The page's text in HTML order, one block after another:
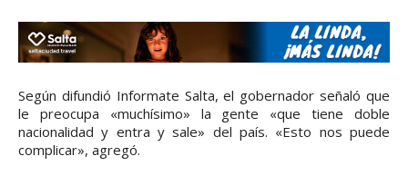
Según difundió Informate Salta, el gobernador señaló que
le preocupa «muchísimo» la gente «que tiene doble
nacionalidad y entra y sale» del país. «Esto nos puede
complicar», agregó.